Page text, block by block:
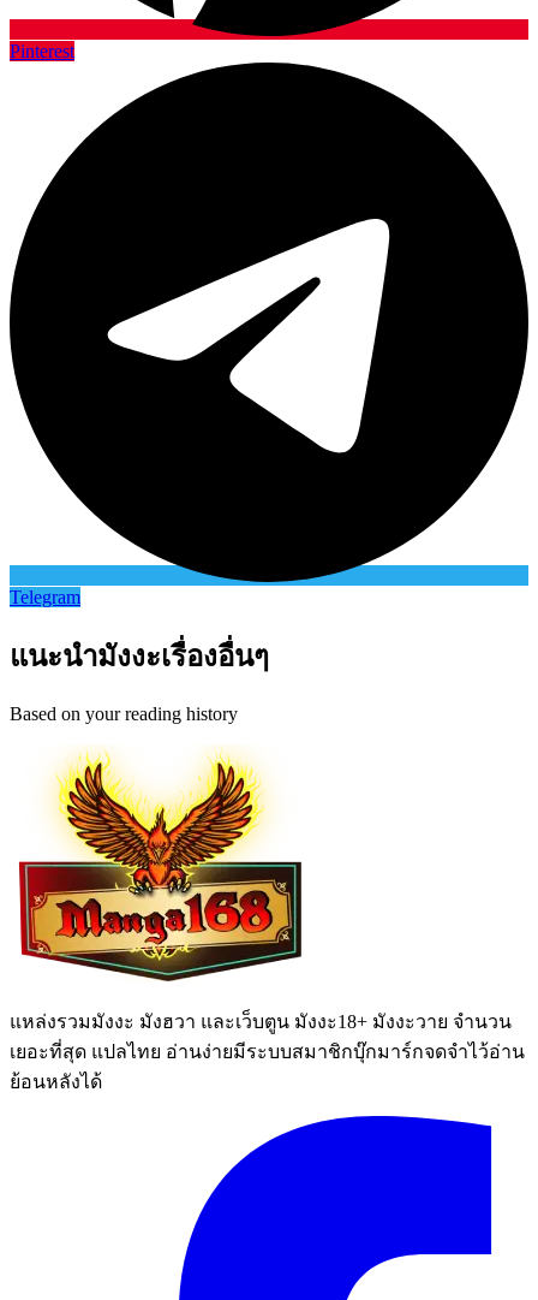
Pinterest
Telegram
แนะนำมังงะเรื่องอื่นๆ
Based on your reading history
แหล่งรวมมังงะ มังฮวา และเว็บตูน มังงะ18+ มังงะวาย จำนวน
เยอะที่สุด แปลไทย อ่านง่ายมีระบบสมาชิกบุ๊กมาร์กจดจำไว้อ่าน
ย้อนหลังได้